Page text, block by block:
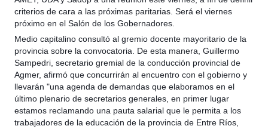
criterios de cara a las próximas paritarias. Será el viernes
próximo en el Salón de los Gobernadores.
Medio capitalino consultó al gremio docente mayoritario de la
provincia sobre la convocatoria. De esta manera, Guillermo
Sampedri, secretario gremial de la conducción provincial de
Agmer, afirmó que concurrirán al encuentro con el gobierno y
llevarán "una agenda de demandas que elaboramos en el
último plenario de secretarios generales, en primer lugar
estamos reclamando una pauta salarial que le permita a los
trabajadores de la educación de la provincia de Entre Ríos,